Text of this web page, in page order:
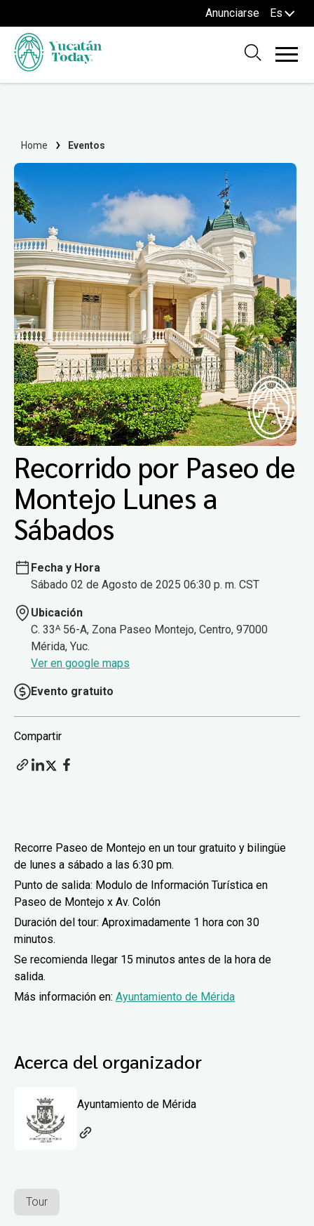
Anunciarse Es
Home Eventos
Recorrido por Paseo de
Montejo Lunes a
Sábados
Fecha y Hora
Sábado 02 de Agosto de 2025 06:30 p. m. CST
Ubicación
C. 33ᴬ 56-A, Zona Paseo Montejo, Centro, 97000
Mérida, Yuc.
Ver en google maps
Evento gratuito
Compartir
Recorre Paseo de Montejo en un tour gratuito y bilingüe
de lunes a sábado a las 6:30 pm.
Punto de salida: Modulo de Información Turística en
Paseo de Montejo x Av. Colón
Duración del tour: Aproximadamente 1 hora con 30
minutos.
Se recomienda llegar 15 minutos antes de la hora de
salida.
Más información en: Ayuntamiento de Mérida
Acerca del organizador
Ayuntamiento de Mérida
Tour